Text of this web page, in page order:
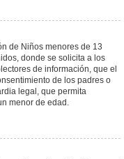
de Niños menores de 13
donde se solicita a los
de información, que el
de los padres o
legal, que permita
menor de edad.